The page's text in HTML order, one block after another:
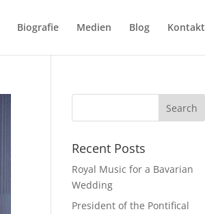
Biografie Medien Blog Kontakt
Recent Posts
Royal Music for a Bavarian
Wedding
President of the Pontifical